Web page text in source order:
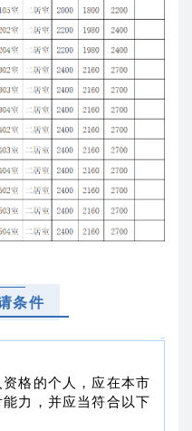
条件
格的个人，应在本市
力，并应当符合以下